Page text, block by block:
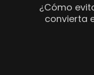
¿Cómo
convierta